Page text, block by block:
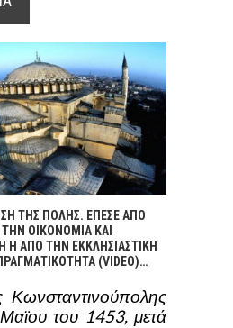
ΤΗΣ ΠΟΛΗΣ. ΕΠΕΣΕ ΑΠΟ
ΟΙΚΟΝΟΜΙΑ ΚΑΙ
Η ΑΠΟ ΤΗΝ ΕΚΚΛΗΣΙΑΣΤΙΚΗ
(VIDEO)…
Μαϊου του 1453, μετά